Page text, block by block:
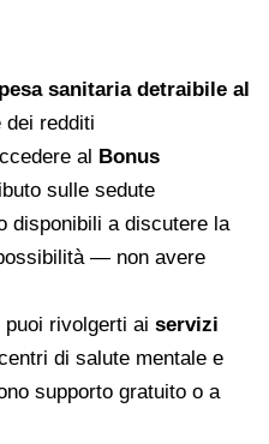
sanitaria detraibile al
dei redditi
al Bonus
sulle sedute
disponibili a discutere la
— non avere
rivolgerti ai servizi
di salute mentale e
supporto gratuito o a